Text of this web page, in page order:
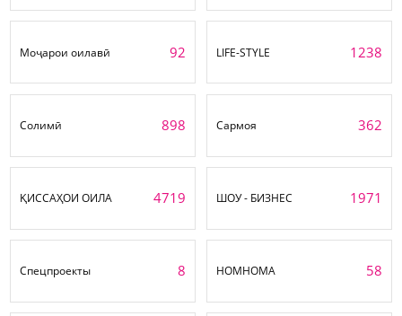
Моҷарои оилавӣ 92 LIFE-STYLE 1238
Солимӣ 898 Сармоя 362
ҚИССАҲОИ ОИЛА 4719 ШОУ - БИЗНЕС 1971
Спецпроекты 8 НОМНОМА 58